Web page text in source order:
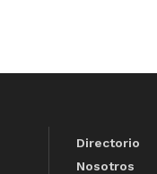
Directorio
Nosotros